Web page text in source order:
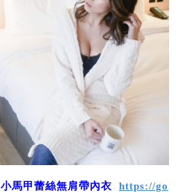
馬甲蕾絲無肩帶內衣 https://go